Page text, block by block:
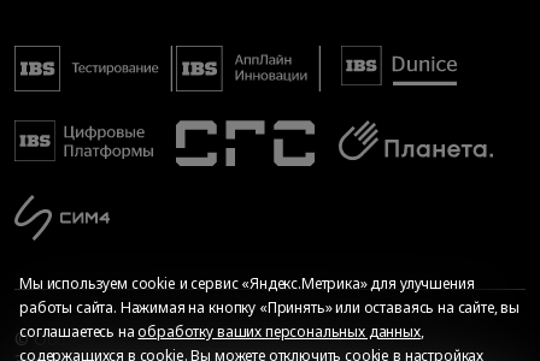
© Общество с ограниченной ответственностью «ИБС
Мы используем cookie и сервис «Яндекс.Метрика» для улучшения
работы сайта. Нажимая на кнопку «Принять» или оставаясь на сайте, вы
соглашаетесь наобработку ваших персональных данных,
содержащихся в cookie. Вы можете отключить cookie в настройках